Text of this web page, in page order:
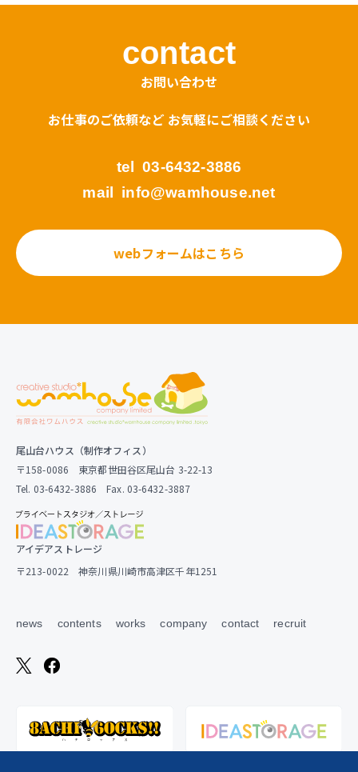
contact
お問い合わせ
お仕事のご依頼など お気軽にご相談ください
tel 03-6432-3886
mail info@wamhouse.net
webフォームはこちら
尾山台ハウス（制作オフィス）
〒158-0086 東京都世田谷区尾山台 3-22-13
Tel. 03-6432-3886 Fax. 03-6432-3887
アイデアストレージ
〒213-0022 神奈川県川崎市高津区千年1251
news contents works company contact recruit